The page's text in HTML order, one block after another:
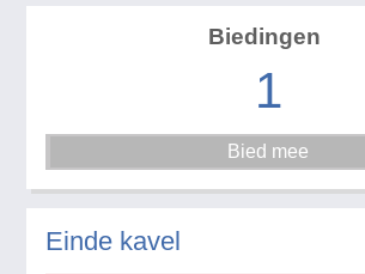
Biedingen
1
Einde kavel